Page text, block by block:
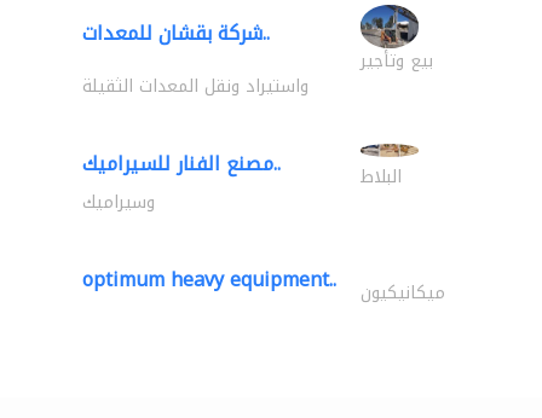
شركة بقشان للمعدات..
بيع وتأجير
واستيراد ونقل المعدات الثقيلة
مصنع الفنار للسيراميك.. البلاط
وسيراميك
optimum heavy equipment.. ميكانيكيون